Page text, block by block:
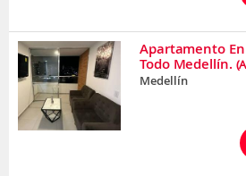
Apartamento En
Todo Medellín.
Medellín